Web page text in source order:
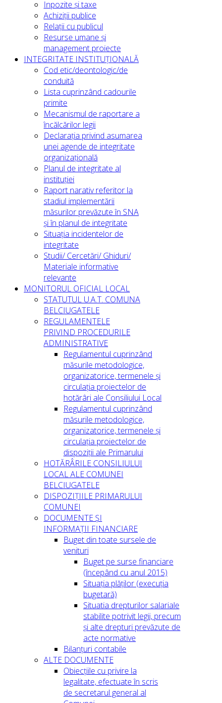
Inpozite și taxe
Achiziții publice
Relații cu publicul
Resurse umane și
management proiecte
INTEGRITATE INSTITUȚIONALĂ
Cod etic/deontologic/de
conduită
Lista cuprinzând cadourile
primite
Mecanismul de raportare a
încălcărilor legii
Declarația privind asumarea
unei agende de integritate
organizațională
Planul de integritate al
instituției
Raport narativ referitor la
stadiul implementării
măsurilor prevăzute în SNA
și în planul de integritate
Situația incidentelor de
integritate
Studii/ Cercetări/ Ghiduri/
Materiale informative
relevante
MONITORUL OFICIAL LOCAL
STATUTUL U.A.T. COMUNA
BELCIUGATELE
REGULAMENTELE
PRIVIND PROCEDURILE
ADMINISTRATIVE
Regulamentul cuprinzând
măsurile metodologice,
organizatorice, termenele și
circulația proiectelor de
hotărâri ale Consiliului Local
Regulamentul cuprinzând
măsurile metodologice,
organizatorice, termenele și
circulația proiectelor de
dispoziții ale Primarului
HOTĂRÂRILE CONSILIULUI
LOCAL ALE COMUNEI
BELCIUGATELE
DISPOZIȚIILE PRIMARULUI
COMUNEI
DOCUMENTE ȘI
INFORMAȚII FINANCIARE
Buget din toate sursele de
venituri
Buget pe surse financiare
(începând cu anul 2015)
Situația plăților (execuția
bugetară)
Situatia drepturilor salariale
stabilite potrivit legii, precum
și alte drepturi prevăzute de
acte normative
Bilanțuri contabile
ALTE DOCUMENTE
Obiecțiile cu privire la
legalitate, efectuate în scris
de secretarul general al